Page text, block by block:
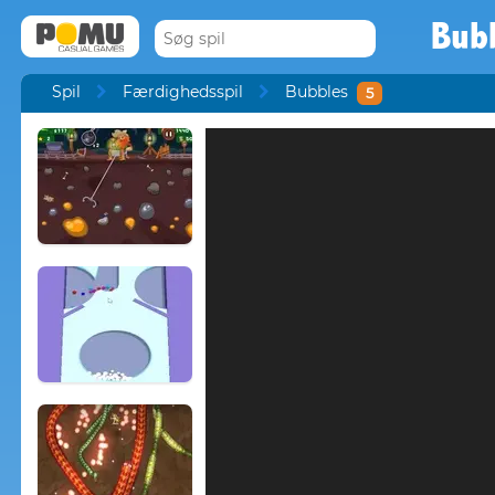
Spil Færdighedsspil Bubbles 5